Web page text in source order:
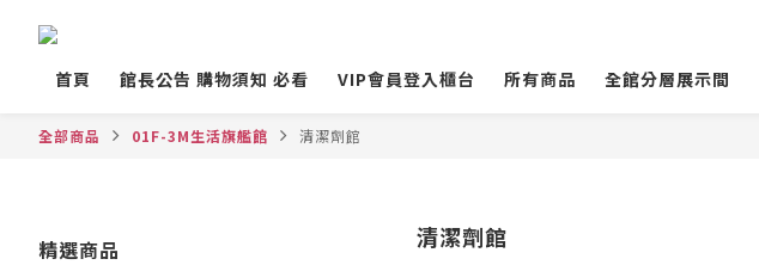
首頁
館長公告 購物須知 必看 VIP會員登入櫃台 所有商品 全館分層展示間
全部商品 01F-3M生活旗艦館 清潔劑館
精選商品
清潔劑館